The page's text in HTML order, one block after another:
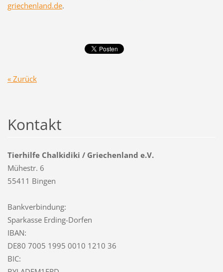
griechenland.de.
« Zurück
Kontakt
Tierhilfe Chalkidiki / Griechenland e.V.
Mühestr. 6
55411 Bingen
Bankverbindung:
Sparkasse Erding-Dorfen
IBAN:
DE80 7005 1995 0010 1210 36
BIC: